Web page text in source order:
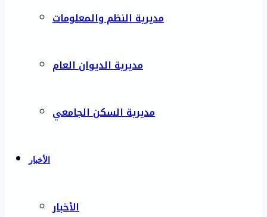
مديرية النظم والمعلومات
مديرية الديوان العام
مديرية السكن الجامعي
الأخبار
الأخبار